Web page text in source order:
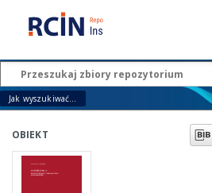
Jak wyszukiwać...
OBIEKT